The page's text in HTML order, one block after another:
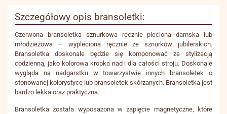
Szczegółowy opis bransoletki:
Czerwona bransoletka sznurkowa ręcznie pleciona damska lub
młodzieżowa – wypleciona ręcznie ze sznurków jubilerskich.
Bransoletka doskonale będzie się komponować ze stylizacją
codzienną, jako kolorowa kropka nad i dla całości stroju. Doskonale
wygląda na nadgarstku w towarzystwie innych bransoletek o
stonowanej kolorystyce lub bransoletek skórzanych. Bransoletka jest
bardzo lekka oraz praktyczna.
Bransoletka została wyposażona w zapięcie magnetyczne, które